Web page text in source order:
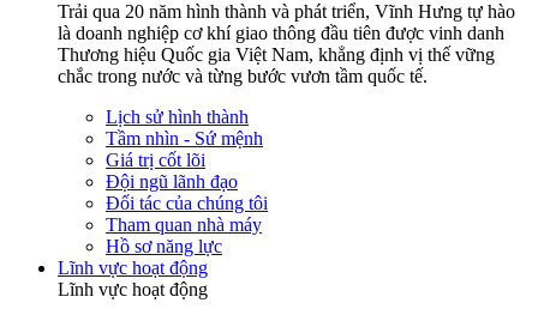
Trải qua 20 năm hình thành và phát triển, Vĩnh Hưng tự hào
là doanh nghiệp cơ khí giao thông đầu tiên được vinh danh
Thương hiệu Quốc gia Việt Nam, khẳng định vị thế vững
chắc trong nước và từng bước vươn tầm quốc tế.
Lịch sử hình thành
Tầm nhìn - Sứ mệnh
Giá trị cốt lõi
Đội ngũ lãnh đạo
Đối tác của chúng tôi
Tham quan nhà máy
Hồ sơ năng lực
Lĩnh vực hoạt động
Lĩnh vực hoạt động